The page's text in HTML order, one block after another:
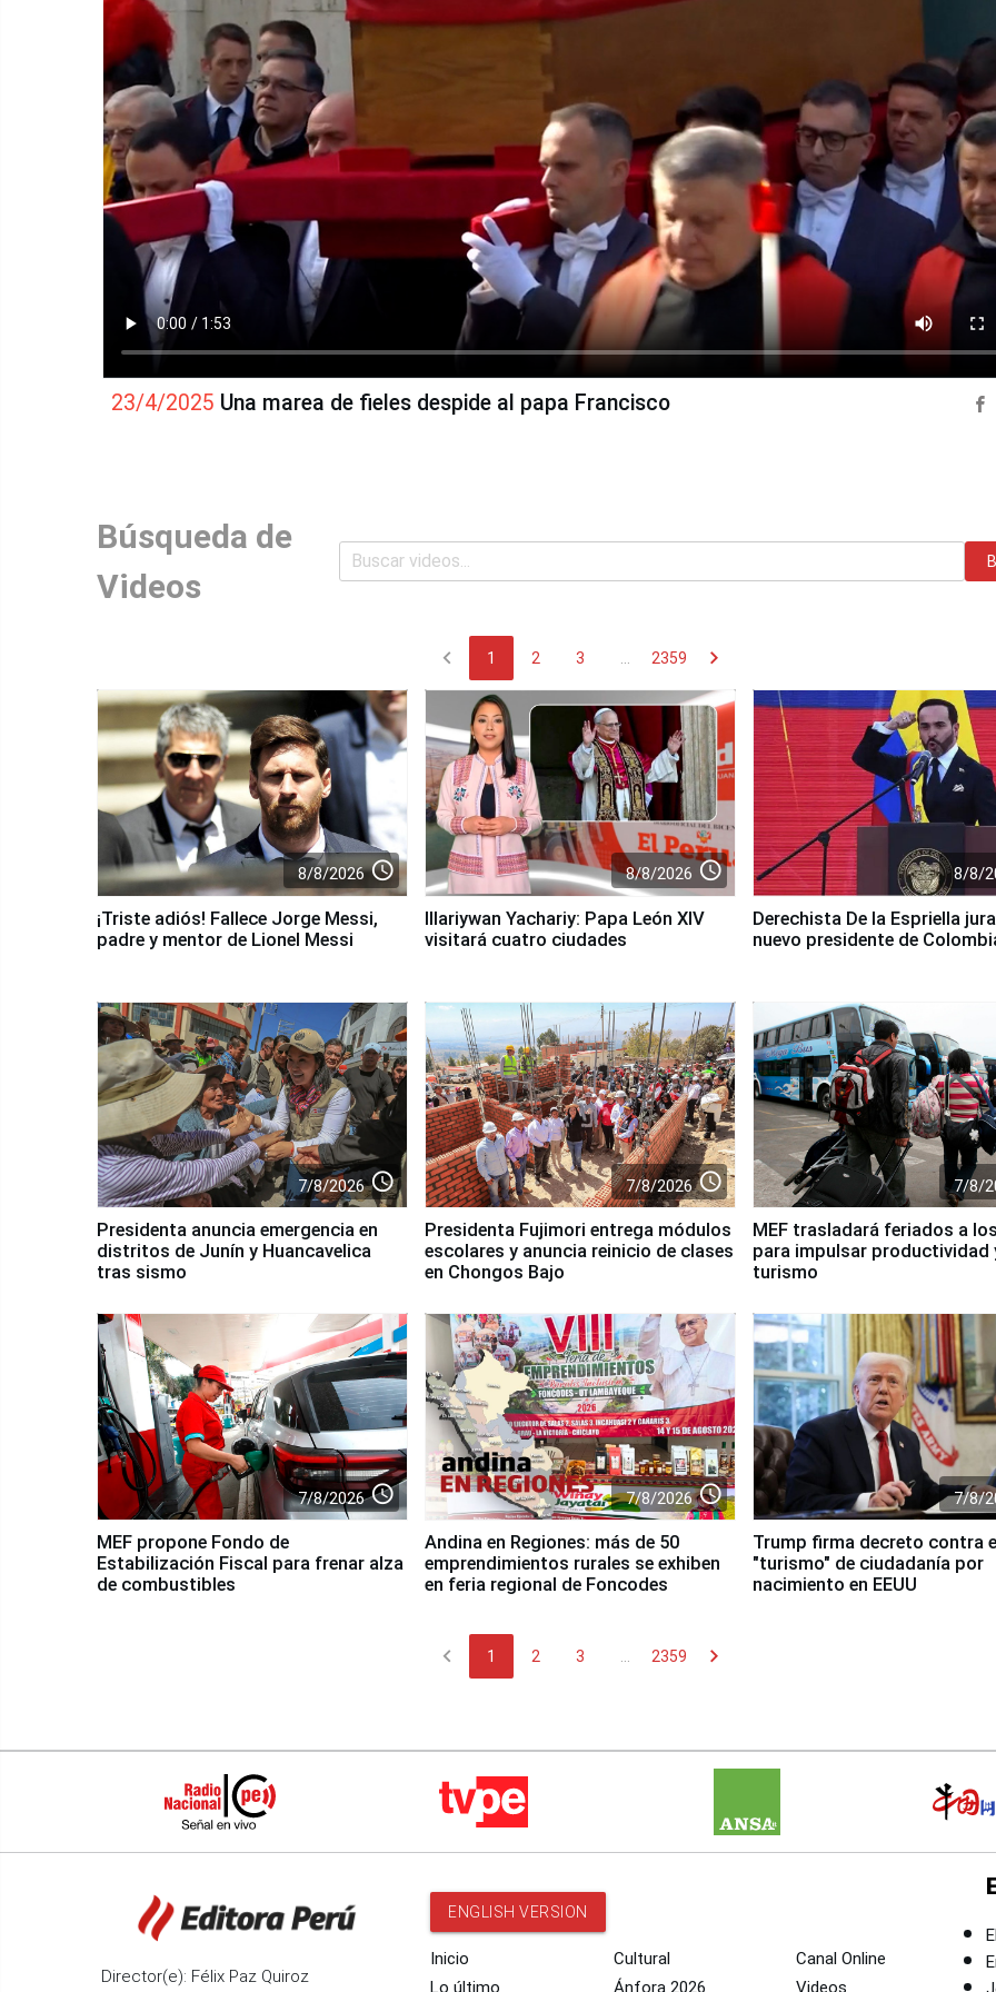
23/4/2025 Una marea de fieles despide al papa Francisco
Búsqueda de
Videos
chevron_left 1 2 3 ... 2359 chevron_right
8/8/2026 access_time
¡Triste adiós! Fallece Jorge Messi,
padre y mentor de Lionel Messi
8/8/2026 access_time
Illariywan Yachariy: Papa León XIV
visitará cuatro ciudades
8/8/
Derechista De la Espriella
nuevo presidente de
7/8/2026 access_time
Presidenta anuncia emergencia en
distritos de Junín y Huancavelica
tras sismo
7/8/2026 access_time
Presidenta Fujimori entrega módulos
escolares y anuncia reinicio de clases
en Chongos Bajo
7/8/
MEF trasladará feriados a
para impulsar productividad
turismo
7/8/2026 access_time
MEF propone Fondo de
Estabilización Fiscal para frenar alza
de combustibles
7/8/2026 access_time
Andina en Regiones: más de 50
emprendimientos rurales se exhiben
en feria regional de Foncodes
7/8/
Trump firma decreto contra el
"turismo" de ciudadanía por
nacimiento en EEUU
chevron_left 1 2 3 2359 chevron_right
Director(e): Félix Paz Quiroz
ENGLISH VERSION
Inicio
Lo último
Cultural
Ánfora 2026
Canal Online
Videos